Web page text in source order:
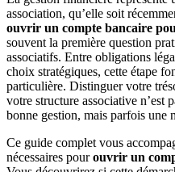
association, qu’elle soit
ouvrir un compte bancaire
souvent la première question
associatifs. Entre obligations
choix stratégiques, cette étape
particulière. Distinguer votre
votre structure associative n’est
bonne gestion, mais parfois une
Ce guide complet vous
nécessaires pourouvrir un